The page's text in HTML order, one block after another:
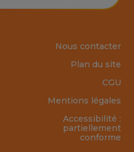
Nous contacter
Plan du site
CGU
Mentions légales
Accessibilité :
partiellement
conforme